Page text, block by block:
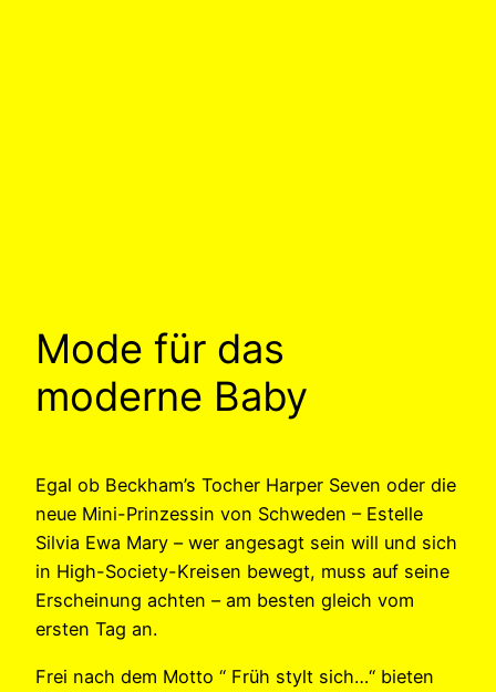
Mode für das
moderne Baby
Egal ob Beckham’s Tocher Harper Seven oder die
neue Mini-Prinzessin von Schweden – Estelle
Silvia Ewa Mary – wer angesagt sein will und sich
in High-Society-Kreisen bewegt, muss auf seine
Erscheinung achten – am besten gleich vom
ersten Tag an.
Frei nach dem Motto “ Früh stylt sich…“ bieten